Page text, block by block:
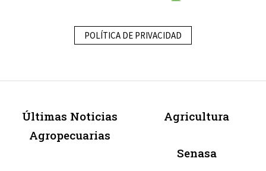
POLÍTICA DE PRIVACIDAD
Últimas Noticias
Agropecuarias
Agricultura
Senasa